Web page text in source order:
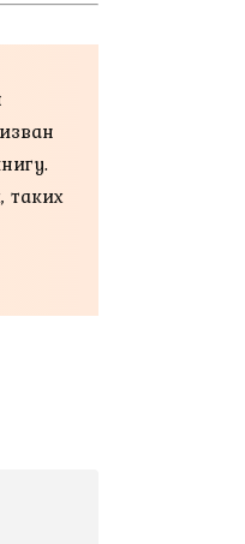
таких